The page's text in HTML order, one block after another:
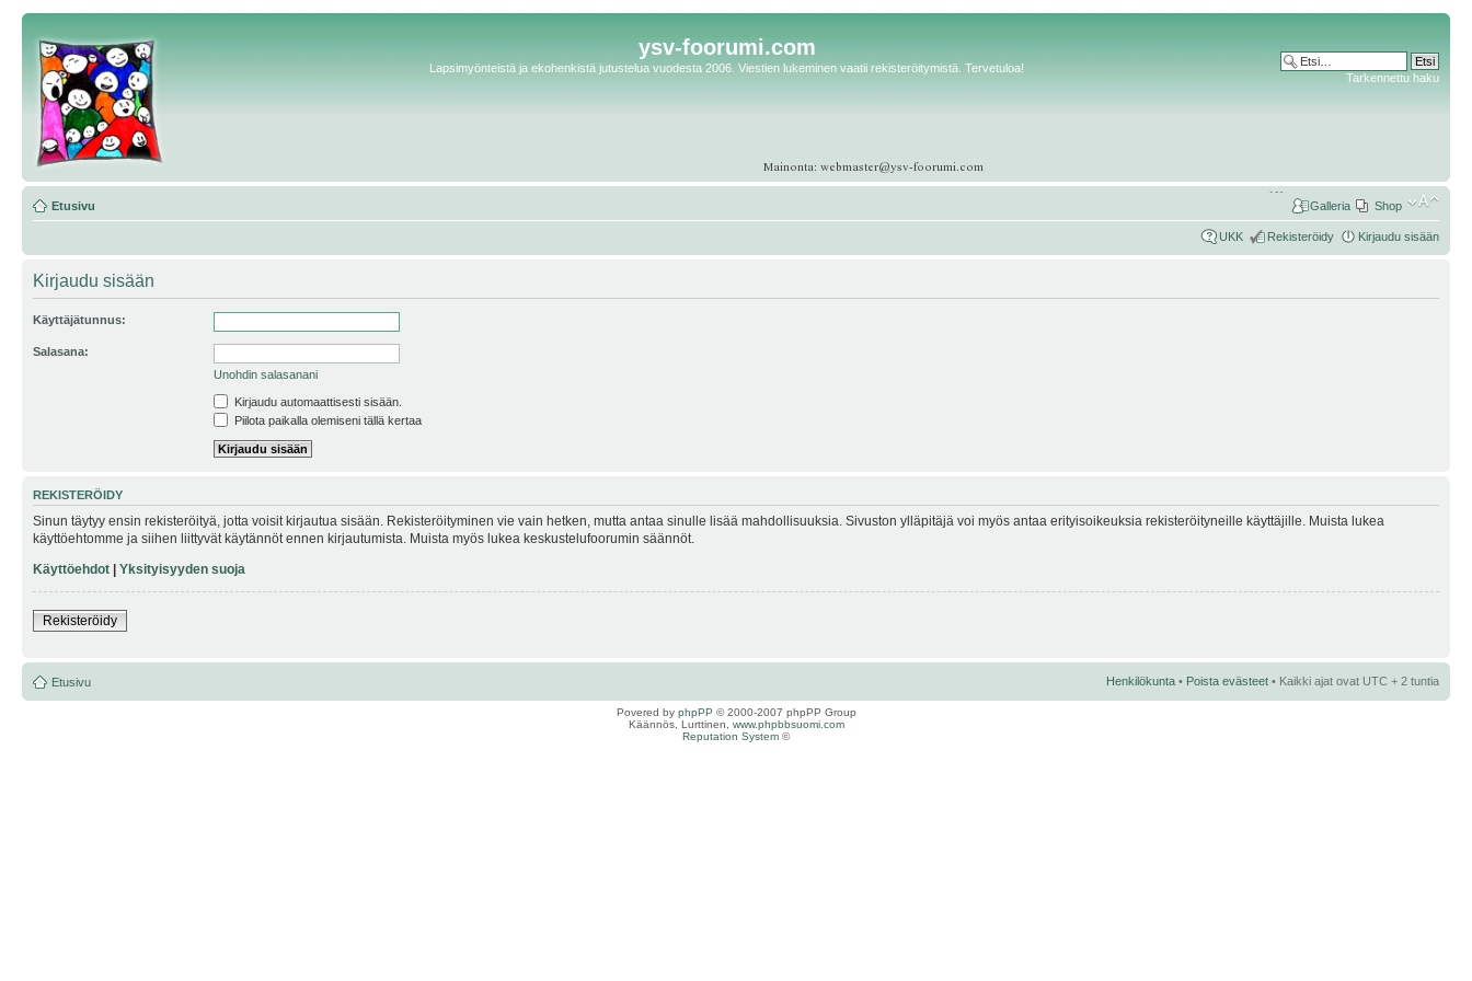
ysv-foorumi.com
Lapsimyönteistä ja ekohenkistä jutustelua vuodesta 2006. Viestien lukeminen vaatii rekisteröitymistä. Tervetuloa!
Tarkennettu haku
Etusivu Shop
Galleria
UKK Rekisteröidy Kirjaudu sisään
Kirjaudu sisään
Käyttäjätunnus:
Salasana:
Unohdin salasanani
Kirjaudu automaattisesti sisään.
Piilota paikalla olemiseni tällä kertaa
REKISTERÖIDY
Sinun täytyy ensin rekisteröityä, jotta voisit kirjautua sisään. Rekisteröityminen vie vain hetken, mutta antaa sinulle lisää mahdollisuuksia. Sivuston ylläpitäjä voi myös antaa erityisoikeuksia rekisteröityneille käyttäjille. Muista lukea
käyttöehtomme ja siihen liittyvät käytännöt ennen kirjautumista. Muista myös lukea keskustelufoorumin säännöt.
Käyttöehdot | Yksityisyyden suoja
Rekisteröidy
Etusivu Henkilökunta • Poista evästeet • Kaikki ajat ovat UTC + 2 tuntia
Povered by phpPP © 2000-2007 phpPP Group
Käännös, Lurttinen, www.phpbbsuomi.com
Reputation System ©